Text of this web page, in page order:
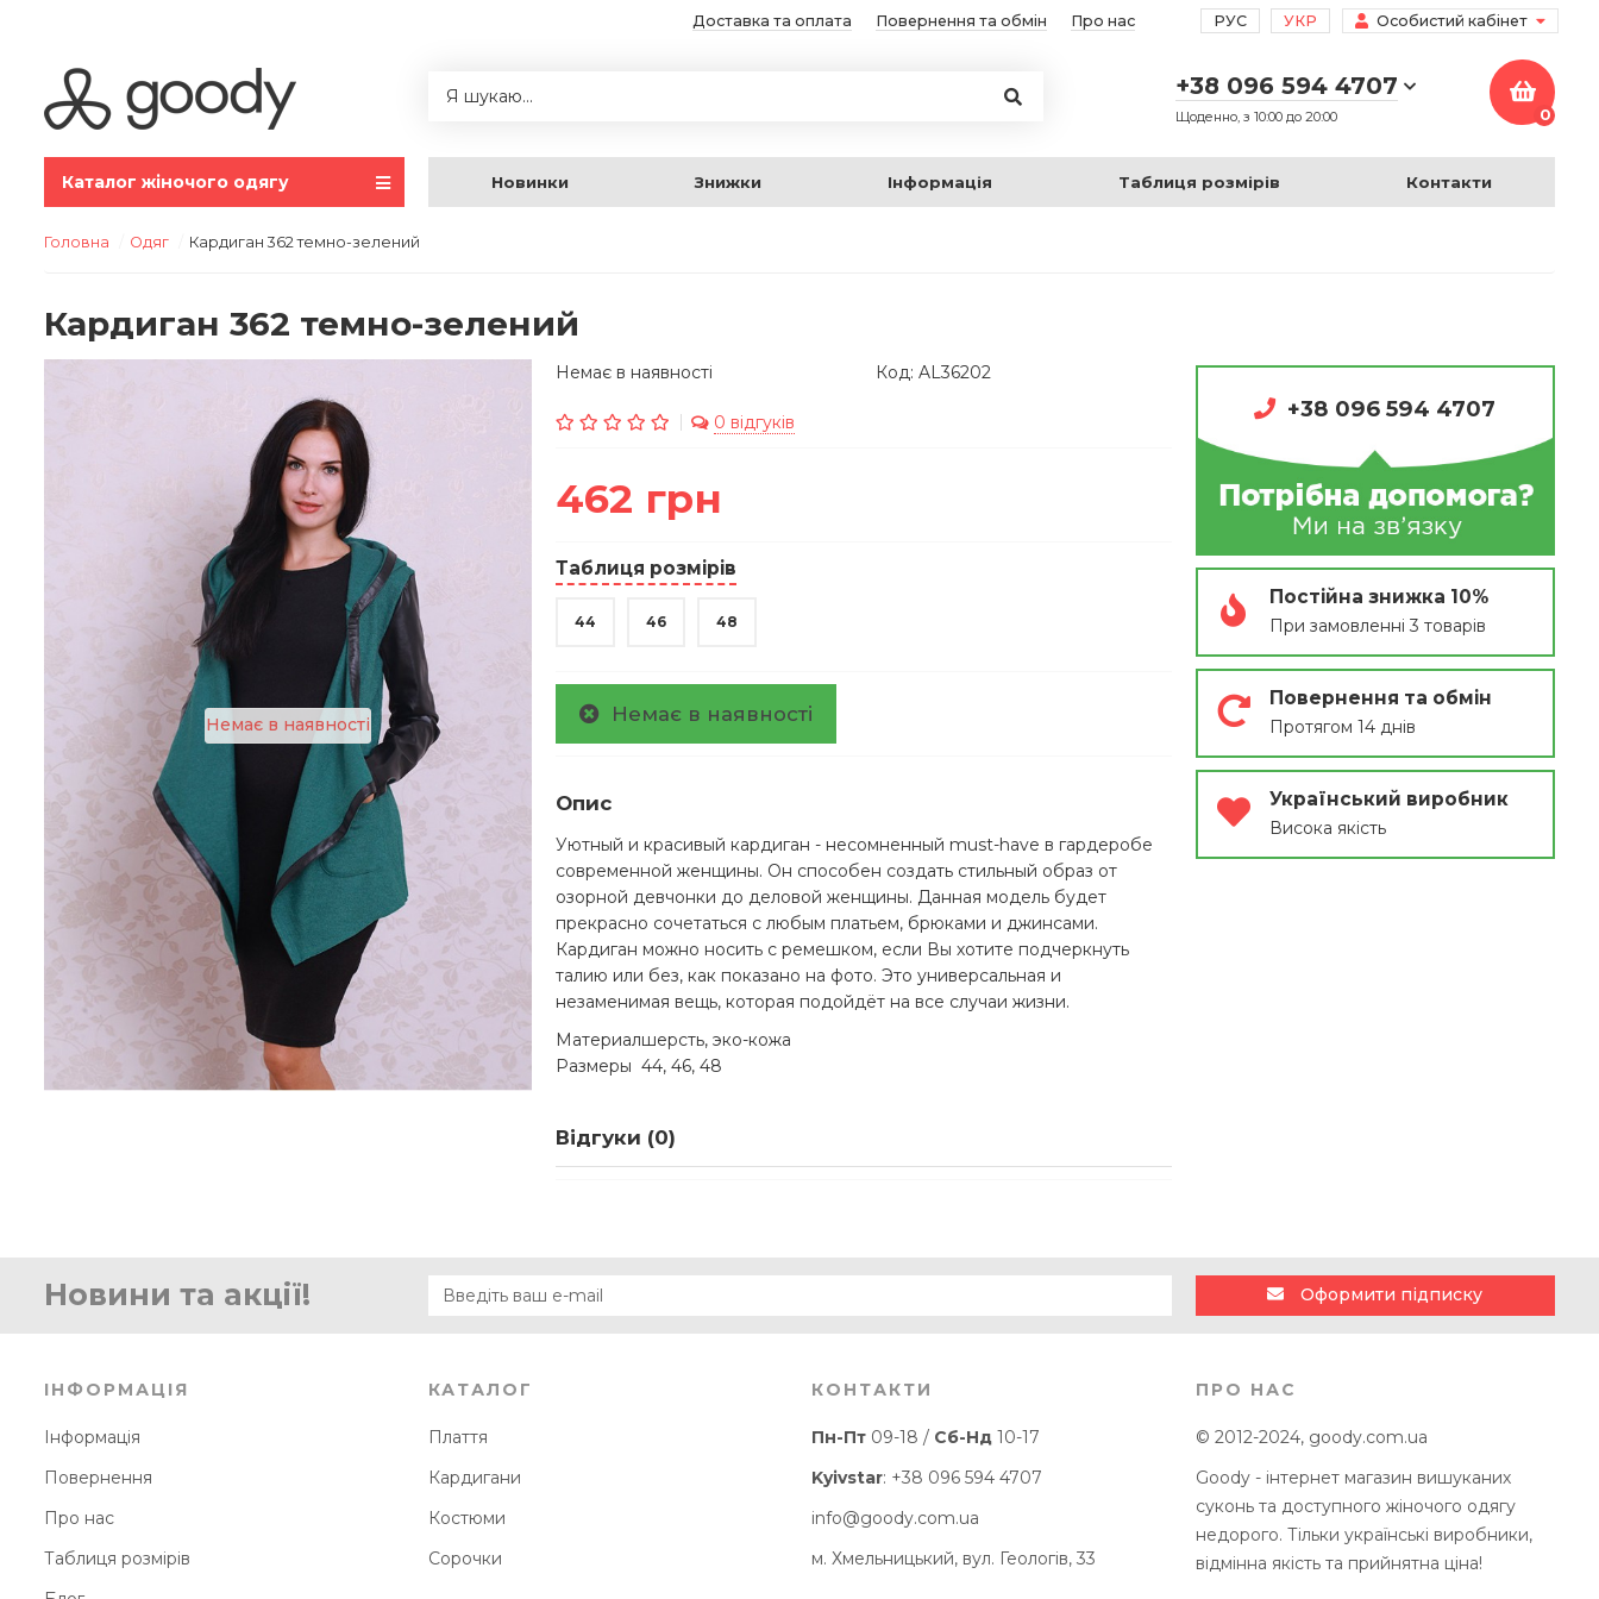
Особистий кабінет
РУС УКР
Доставка та оплата Повернення та обмін Про нас
+38 096 594 4707
Щоденно, з 10:00 до 20:00 0
Новинки Знижки Інформація Таблиця розмірів Контакти
Каталог жіночого одягу
Головна Одяг Кардиган 362 темно-зелений
Кардиган 362 темно-зелений
Немає в наявності
Немає в наявності Код: AL36202
0 відгуків
462 грн
Таблиця розмірів
44 46 48
Немає в наявності
Опис
Уютный и красивый кардиган - несомненный must-have в гардеробе
современной женщины. Он способен создать стильный образ от
озорной девчонки до деловой женщины. Данная модель будет
прекрасно сочетаться с любым платьем, брюками и джинсами.
Кардиган можно носить с ремешком, если Вы хотите подчеркнуть
талию или без, как показано на фото. Это универсальная и
незаменимая вещь, которая подойдёт на все случаи жизни.
Материалшерсть, эко-кожа
Размеры 44, 46, 48
Відгуки (0)
+38 096 594 4707
Постійна знижка 10%
При замовленні 3 товарів
Повернення та обмін
Протягом 14 днів
Український виробник
Висока якість
Новини та акції! Оформити підписку
ІНФОРМАЦІЯ
Інформація
Повернення
Про нас
Таблиця розмірів
КАТАЛОГ
Плаття
Кардигани
Костюми
Сорочки
КОНТАКТИ
Пн-Пт 09-18 / Сб-Нд 10-17
Kyivstar: +38 096 594 4707
info@goody.com.ua
м. Хмельницький, вул. Геологів, 33
ПРО НАС
© 2012-2024, goody.com.ua
Goody - інтернет магазин вишуканих
суконь та доступного жіночого одягу
недорого. Тільки українські виробники,
відмінна якість та прийнятна ціна!